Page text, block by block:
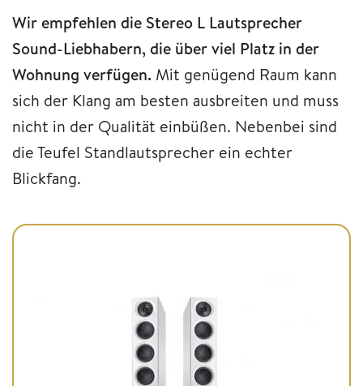
Wir empfehlen die Stereo L Lautsprecher
Sound-Liebhabern, die über viel Platz in der
Wohnung verfügen. Mit genügend Raum kann
sich der Klang am besten ausbreiten und muss
nicht in der Qualität einbüßen. Nebenbei sind
die Teufel Standlautsprecher ein echter
Blickfang.